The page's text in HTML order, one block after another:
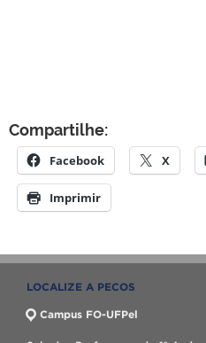
Compartilhe:
Facebook X
Imprimir
LOCALIZE A PECOS
Campus FO-UFPel